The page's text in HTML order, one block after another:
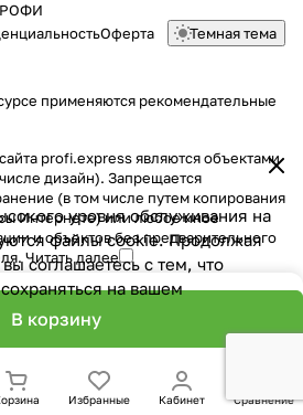
В корзину
Избранные Кабинет Сравнение
уровня обслуживания на
файлы cookie. Продолжая
соглашаетесь с тем, что
на вашем
Оферта Темная тема
применяются рекомендательные
profi.express являются объектами
дизайн). Запрещается
(в том числе путем копирования
Интернете) или любое иное
и объектов без предварительного
Читать далее